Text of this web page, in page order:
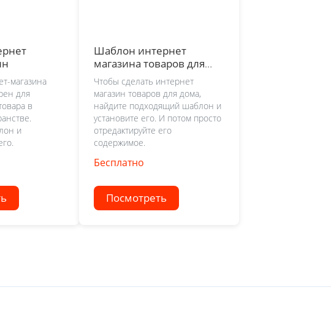
магазина
для
в
и
Шаблон интернет
магазина товаров для
дома
Чтобы сделать интернет
магазин товаров для дома,
найдите подходящий шаблон и
установите его. И потом просто
отредактируйте его
содержимое.
Бесплатно
Посмотреть